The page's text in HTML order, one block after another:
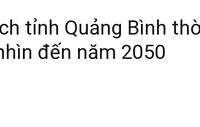
tỉnh Quảng Bình
đến năm 2050